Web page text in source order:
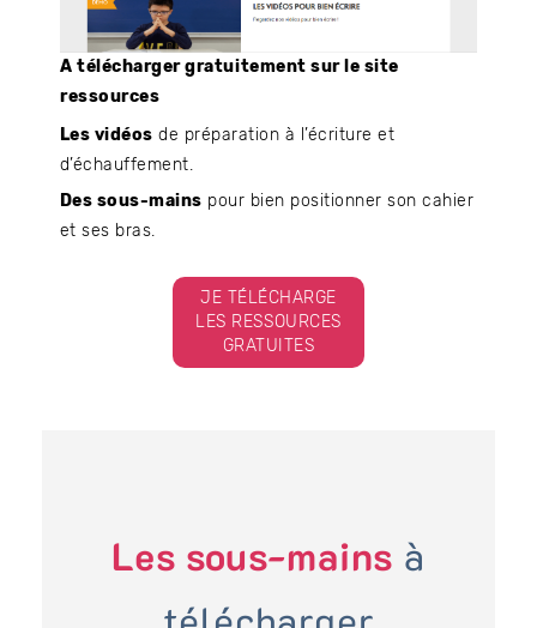
A télécharger gratuitement sur le site
ressources
Les vidéos de préparation à l’écriture et
d’échauffement.
Des sous-mains pour bien positionner son cahier
et ses bras.
JE TÉLÉCHARGE
LES RESSOURCES
GRATUITES
Les sous-mains à